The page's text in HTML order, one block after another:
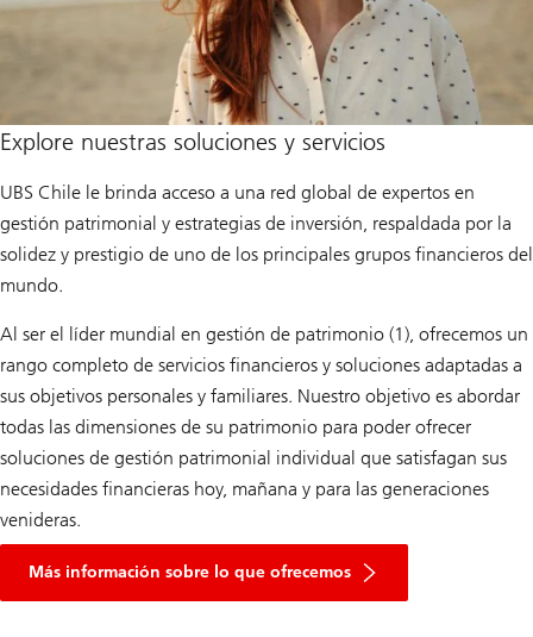
Explore nuestras soluciones y servicios
UBS Chile le brinda acceso a una red global de expertos en
gestión patrimonial y estrategias de inversión, respaldada por la
solidez y prestigio de uno de los principales grupos financieros del
mundo.
Al ser el líder mundial en gestión de patrimonio (1), ofrecemos un
rango completo de servicios financieros y soluciones adaptadas a
sus objetivos personales y familiares. Nuestro objetivo es abordar
todas las dimensiones de su patrimonio para poder ofrecer
soluciones de gestión patrimonial individual que satisfagan sus
necesidades financieras hoy, mañana y para las generaciones
venideras.
Más información sobre lo que ofrecemos
we